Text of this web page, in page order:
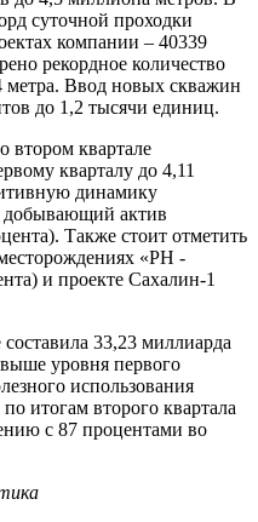
суточной проходки
компании – 40339
рекордное количество
метра. Ввод новых скважин
до 1,2 тысячи единиц.
втором квартале
кварталу до 4,11
динамику
добывающий актив
Также стоит отметить
«РН -
и проекте Сахалин-1
33,23 миллиарда
уровня первого
использования
итогам второго квартала
с 87 процентами во